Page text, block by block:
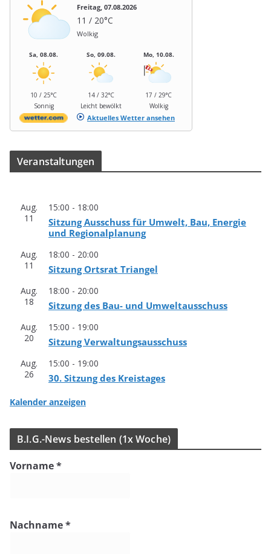
Freitag, 07.08.2026
11 / 20°C
Wolkig
Sa, 08.08.
10 / 25°C
Sonnig
So, 09.08.
14 / 32°C
Leicht bewölkt
Mo, 10.08.
17 / 29°C
Wolkig
Aktuelles Wetter ansehen
Ver­an­stal­tun­gen
Aug.
11
15:00 - 18:00
Sit­zung Aus­schuss für Umwelt, Bau, Ener­gie
und Regionalplanung
Aug.
11
18:00 - 20:00
Sit­zung Orts­rat Triangel
Aug.
18
18:00 - 20:00
Sit­zung des Bau- und Umweltausschuss
Aug.
20
15:00 - 19:00
Sit­zung Verwaltungsausschuss
Aug.
26
15:00 - 19:00
30. Sit­zung des Kreistages
Kalender anzeigen
B.I.G.-News bestel­len (1x Woche)
Vorname*
Nachname*